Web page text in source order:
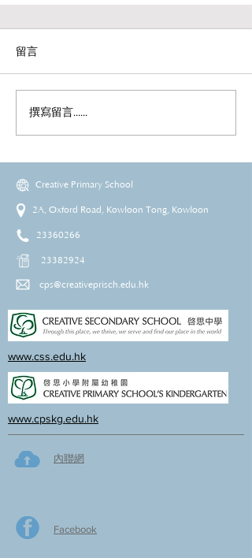
留言
撰寫留言......
Creative Primary School
2A, Oxford Road, Kowloon Tong, Kowloon
23360266
23382924
cps@creativeprisch.edu.hk
www.css.edu.hk
www.cpskg.edu.hk
內聯網
Facebook